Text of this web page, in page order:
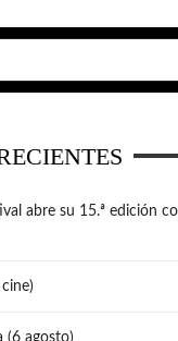
abre su 15.ª edición
(6 agosto)